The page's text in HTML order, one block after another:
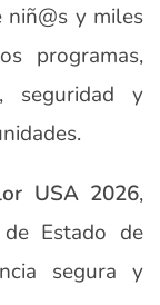
niñ@s y miles
programas,
seguridad y
USA 2026,
Estado de
segura y